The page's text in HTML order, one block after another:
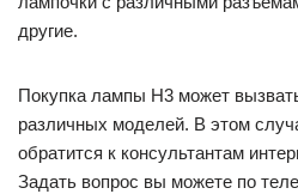
другие.
Покупка лампы H3 может
различных моделей. В этом
обратится к консультантам
Задать вопрос вы можете по